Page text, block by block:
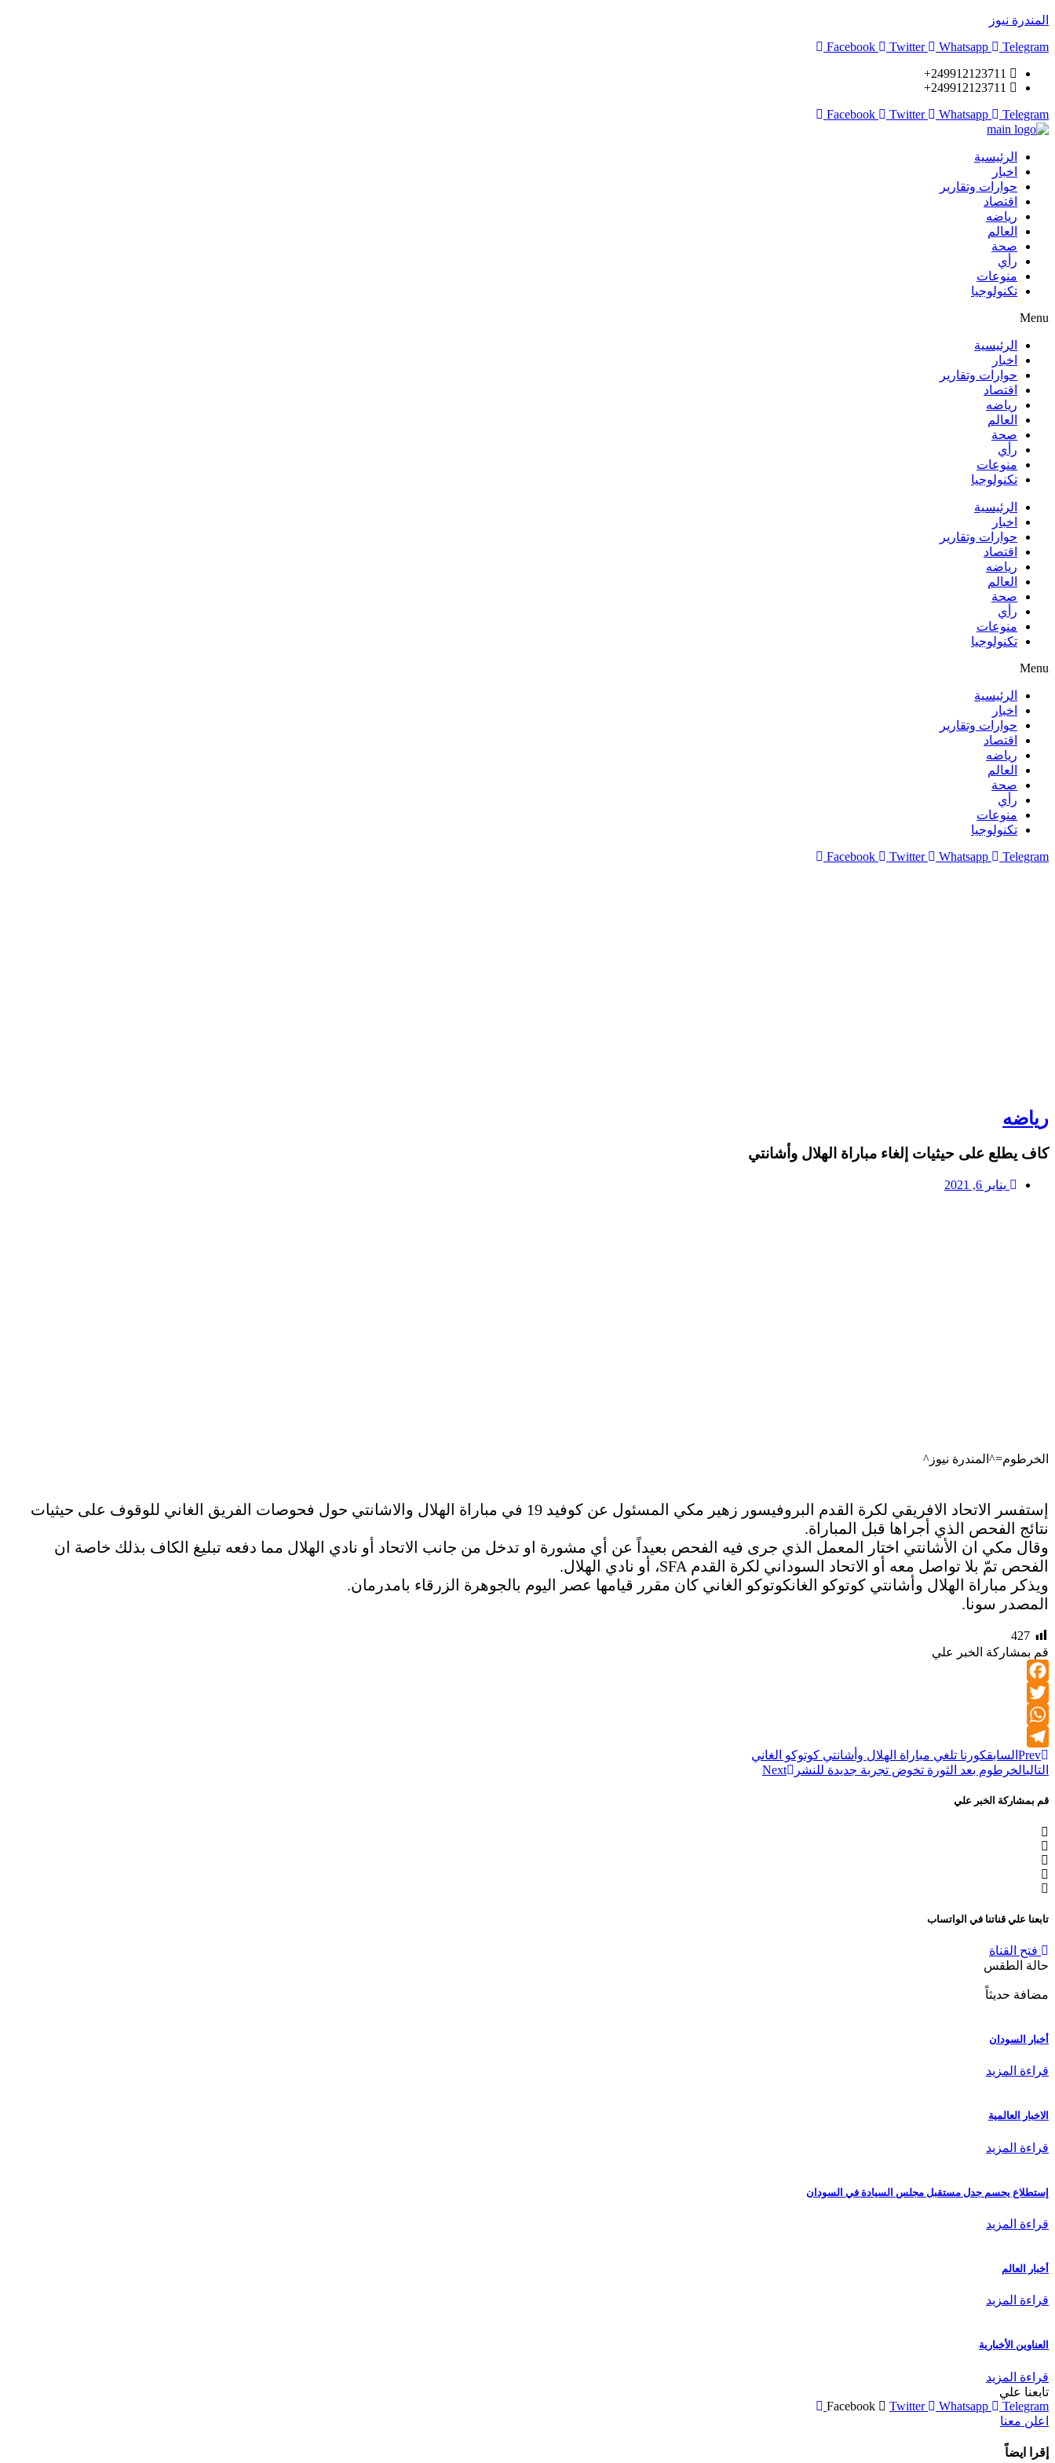
المندرة نيوز
Facebook
Twitter Whatsapp
Telegram
249912123711+
249912123711+
Facebook
Twitter Whatsapp Telegram
الرئيسية
اخبار
حوارات وتقارير
اقتصاد
رياضه
العالم
صحة
رأي
منوعات
تكنولوجيا
Menu
الرئيسية
اخبار
حوارات وتقارير
اقتصاد
رياضه
العالم
صحة
رأي
منوعات
تكنولوجيا
الرئيسية
اخبار
حوارات وتقارير
اقتصاد
رياضه
العالم
صحة
رأي
منوعات
تكنولوجيا
Menu
الرئيسية
اخبار
حوارات وتقارير
اقتصاد
رياضه
العالم
صحة
رأي
منوعات
تكنولوجيا
Facebook
Twitter Whatsapp Telegram
رياضه
كاف يطلع على حيثيات إلغاء مباراة الهلال وأشانتي
يناير 6, 2021
الخرطوم=^المندرة نيوز^
إستفسر الاتحاد الافريقي لكرة القدم البروفيسور زهير مكي المسئول عن كوفيد 19 في مباراة الهلال والاشانتي حول فحوصات الفريق الغاني للوقوف على حيثيات
نتائج الفحص الذي أجراها قبل المباراة.
وقال مكي ان الأشانتي اختار المعمل الذي جرى فيه الفحص بعيداً عن أي مشورة او تدخل من جانب الاتحاد أو نادي الهلال مما دفعه تبليغ الكاف بذلك خاصة ان
الفحص تمّ بلا تواصل معه أو الاتحاد السوداني لكرة القدم SFA، أو نادي الهلال.
ويذكر مباراة الهلال وأشانتي كوتوكو الغانكوتوكو الغاني كان مقرر قيامها عصر اليوم بالجوهرة الزرقاء بامدرمان.
المصدر سونا.
427
قم بمشاركة الخبر علي
Facebook
Twitter
WhatsApp
Telegram
Prev السابقكورنا تلغي مباراة الهلال وأشانتي كوتوكو الغاني
التاليالخرطوم بعد الثورة تخوض تجربة جديدة للنشر Next
قم بمشاركة الخبر علي
تابعنا علي قناتنا في الواتساب
فتح القناة
حالة الطقس
مضافة حديثاً
أخبار السودان
قراءة المزيد
الاخبار العالمية
قراءة المزيد
إستطلاع يحسم جدل مستقبل مجلس السيادة في السودان
قراءة المزيد
أخبار العالم
قراءة المزيد
العناوين الأخبارية
قراءة المزيد
تابعنا علي
Facebook
Twitter Whatsapp
Telegram
اعلن معنا
إقرا ايضاً